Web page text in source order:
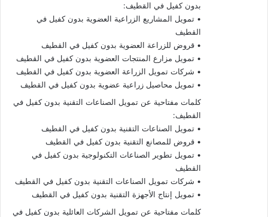
بدون كفيل في القطيف:
• تمويل المشاريع الزراعية العضوية بدون كفيل في
القطيف
• قروض للزراعة العضوية بدون كفيل في القطيف
• تمويل مزارع المنتجات العضوية بدون كفيل في القطيف
• شركات تمويل الزراعة العضوية بدون كفيل في القطيف
• تمويل محاصيل زراعية عضوية بدون كفيل في القطيف
كلمات مفتاحية عن تمويل الصناعات التقنية بدون كفيل في
القطيف:
• تمويل الصناعات التقنية بدون كفيل في القطيف
• قروض للمصانع التقنية بدون كفيل في القطيف
• تمويل تطوير الصناعات التكنولوجية بدون كفيل في
القطيف
• شركات تمويل الصناعات التقنية بدون كفيل في القطيف
• تمويل إنتاج الأجهزة التقنية بدون كفيل في القطيف
كلمات مفتاحية عن تمويل الشركات العائلية بدون كفيل في